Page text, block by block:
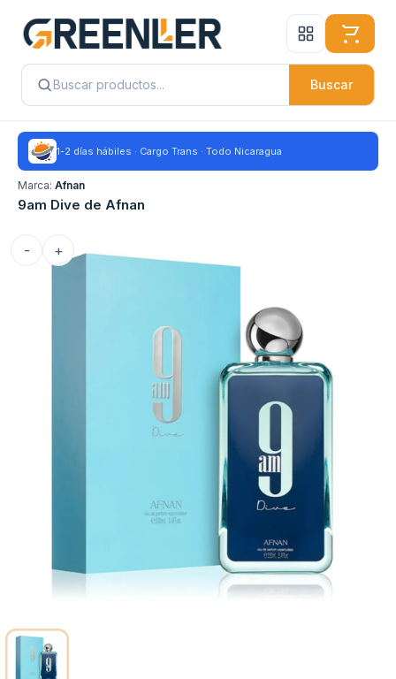
Buscar
1-2 días hábiles · Cargo Trans · Todo Nicaragua
Marca: Afnan
9am Dive de Afnan
- +